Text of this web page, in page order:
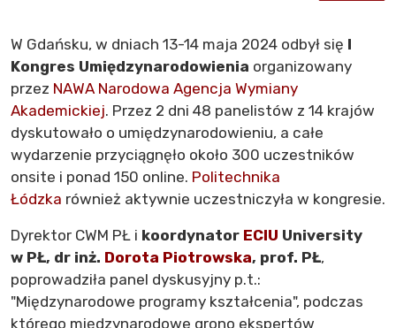
W Gdańsku, w dniach 13-14 maja 2024 odbył się I
Kongres Umiędzynarodowienia organizowany
przez NAWA Narodowa Agencja Wymiany
Akademickiej. Przez 2 dni 48 panelistów z 14 krajów
dyskutowało o umiędzynarodowieniu, a całe
wydarzenie przyciągnęło około 300 uczestników
onsite i ponad 150 online. Politechnika
Łódzka również aktywnie uczestniczyła w kongresie.
Dyrektor CWM PŁ i koordynator ECIU University
w PŁ, dr inż. Dorota Piotrowska, prof. PŁ,
poprowadziła panel dyskusyjny p.t.:
"Międzynarodowe programy kształcenia", podczas
którego międzynarodowe grono ekspertów